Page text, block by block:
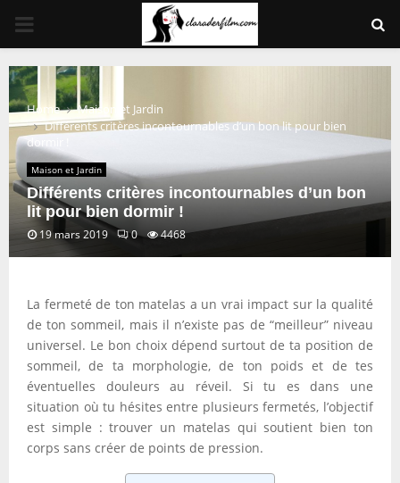
PRIMARY
MENU
Home
Maison et Jardin
Différents critères incontournables d’un bon lit pour bien
dormir !
Maison et Jardin
Différents critères incontournables d’un bon
lit pour bien dormir !
19 mars 2019 0 4468
La fermeté de ton matelas a un vrai impact sur la qualité
de ton sommeil, mais il n’existe pas de “meilleur” niveau
universel. Le bon choix dépend surtout de ta position de
sommeil, de ta morphologie, de ton poids et de tes
éventuelles douleurs au réveil. Si tu es dans une
situation où tu hésites entre plusieurs fermetés, l’objectif
est simple : trouver un matelas qui soutient bien ton
corps sans créer de points de pression.